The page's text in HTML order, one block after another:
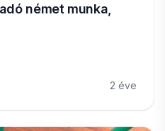
német munka,
2 éve